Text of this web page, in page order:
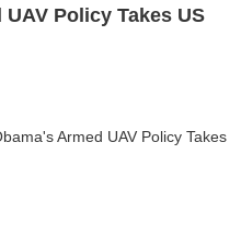
Policy Takes US